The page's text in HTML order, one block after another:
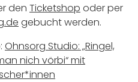
den Ticketshop oder per
gebucht werden.
Ohnsorg Studio: „Ringel,
nich vörbi“ mit